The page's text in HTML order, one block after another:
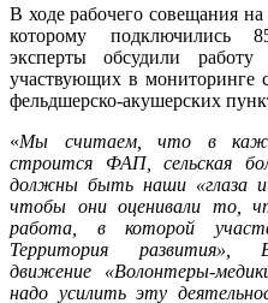
В ходе рабочего совещания
которому подключились
эксперты обсудили работу
участвующих в мониторинге
фельдшерско-акушерских
«Мы считаем, что в
строится ФАП, сельская
должны быть наши «глаза и
чтобы они оценивали то,
работа, в которой
Территория развития»,
движение «Волонтеры-
надо усилить эту